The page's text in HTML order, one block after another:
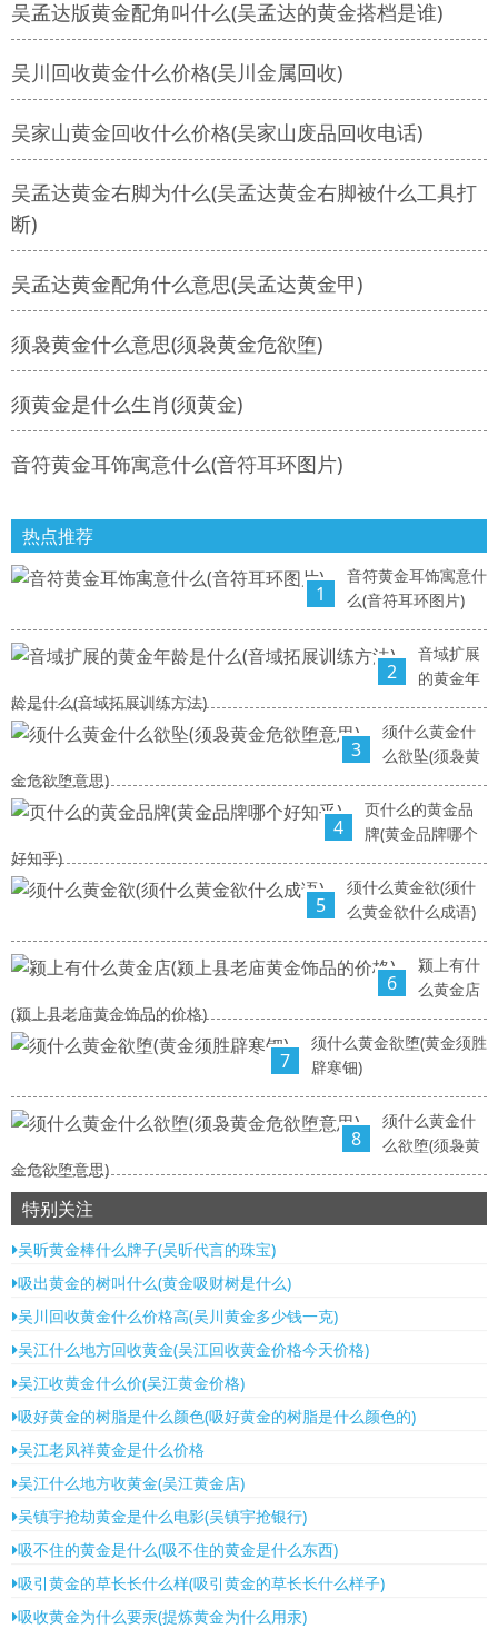
吴孟达版黄金配角叫什么(吴孟达的黄金搭档是谁)
吴川回收黄金什么价格(吴川金属回收)
吴家山黄金回收什么价格(吴家山废品回收电话)
吴孟达黄金右脚为什么(吴孟达黄金右脚被什么工具打
断)
吴孟达黄金配角什么意思(吴孟达黄金甲)
须袅黄金什么意思(须袅黄金危欲堕)
须黄金是什么生肖(须黄金)
音符黄金耳饰寓意什么(音符耳环图片)
热点推荐
1
音符黄金耳饰寓意什
么(音符耳环图片)
2
音域扩展
的黄金年
龄是什么(音域拓展训练方法)
3
须什么黄金什
么欲坠(须袅黄
金危欲堕意思)
4
页什么的黄金品
牌(黄金品牌哪个
好知乎)
5
须什么黄金欲(须什
么黄金欲什么成语)
6
颍上有什
么黄金店
(颍上县老庙黄金饰品的价格)
7
须什么黄金欲堕(黄金须胜
辟寒钿)
8
须什么黄金什
么欲堕(须袅黄
金危欲堕意思)
特别关注
吴昕黄金棒什么牌子(吴昕代言的珠宝)
吸出黄金的树叫什么(黄金吸财树是什么)
吴川回收黄金什么价格高(吴川黄金多少钱一克)
吴江什么地方回收黄金(吴江回收黄金价格今天价格)
吴江收黄金什么价(吴江黄金价格)
吸好黄金的树脂是什么颜色(吸好黄金的树脂是什么颜色的)
吴江老凤祥黄金是什么价格
吴江什么地方收黄金(吴江黄金店)
吴镇宇抢劫黄金是什么电影(吴镇宇抢银行)
吸不住的黄金是什么(吸不住的黄金是什么东西)
吸引黄金的草长长什么样(吸引黄金的草长长什么样子)
吸收黄金为什么要汞(提炼黄金为什么用汞)